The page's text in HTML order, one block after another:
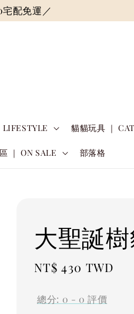
配免運／
貓貓玩具 ｜
｜ ON SALE 部落格
大聖誕
Regular
NT$ 430 TWD
總分: 0 - 0 評價